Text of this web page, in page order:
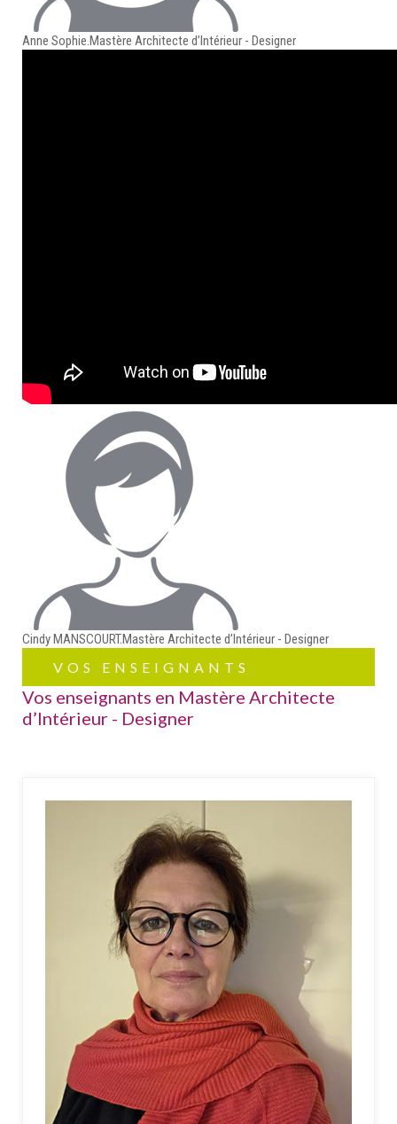
Anne Sophie.Mastère Architecte d’Intérieur - Designer
Cindy MANSCOURT.Mastère Architecte d’Intérieur - Designer
VOS ENSEIGNANTS
Vos enseignants en Mastère Architecte
d’Intérieur - Designer